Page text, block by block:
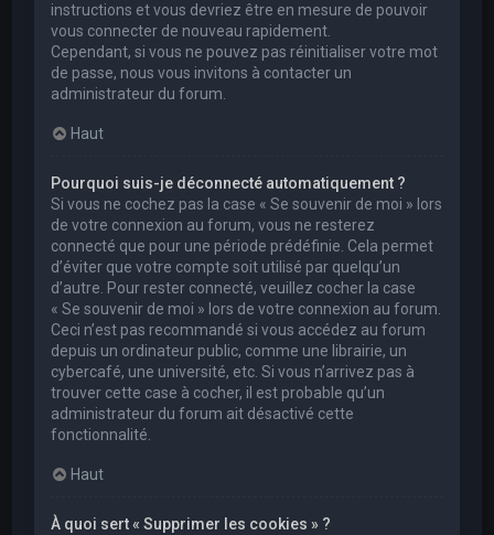
instructions et vous devriez être en mesure de pouvoir
vous connecter de nouveau rapidement.
Cependant, si vous ne pouvez pas réinitialiser votre mot
de passe, nous vous invitons à contacter un
administrateur du forum.
Haut
Pourquoi suis-je déconnecté automatiquement ?
Si vous ne cochez pas la case « Se souvenir de moi » lors
de votre connexion au forum, vous ne resterez
connecté que pour une période prédéfinie. Cela permet
d’éviter que votre compte soit utilisé par quelqu’un
d’autre. Pour rester connecté, veuillez cocher la case
« Se souvenir de moi » lors de votre connexion au forum.
Ceci n’est pas recommandé si vous accédez au forum
depuis un ordinateur public, comme une librairie, un
cybercafé, une université, etc. Si vous n’arrivez pas à
trouver cette case à cocher, il est probable qu’un
administrateur du forum ait désactivé cette
fonctionnalité.
Haut
À quoi sert « Supprimer les cookies » ?